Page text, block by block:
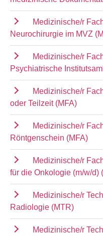
Medizinische/r
Neurochirurgie im MVZ
Medizinische/r
Psychiatrische
Medizinische/r
oder Teilzeit (MFA)
Medizinische/r
Röntgenschein (MFA)
Medizinische/r
für die Onkologie (m/w/d)
Medizinische/r
Radiologie (MTR)
Medizinische/r